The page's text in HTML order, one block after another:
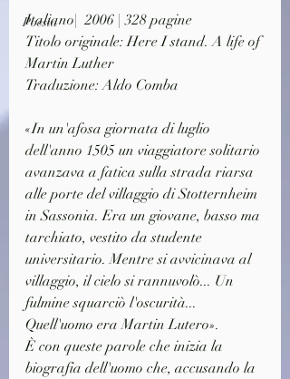
Poesia
Italiano|  2006 | 328 pagine
Titolo originale: Here I stand. A life of
Martin Luther
Traduzione: Aldo Comba
«In un'afosa giornata di luglio
dell'anno 1505 un viaggiatore solitario
avanzava a fatica sulla strada riarsa
alle porte del villaggio di Stotternheim
in Sassonia. Era un giovane, basso ma
tarchiato, vestito da studente
universitario. Mentre si avvicinava al
villaggio, il cielo si rannuvolò... Un
fulmine squarciò l'oscurità...
Quell'uomo era Martin Lutero».
È con queste parole che inizia la
biografia dell'uomo che, accusando la